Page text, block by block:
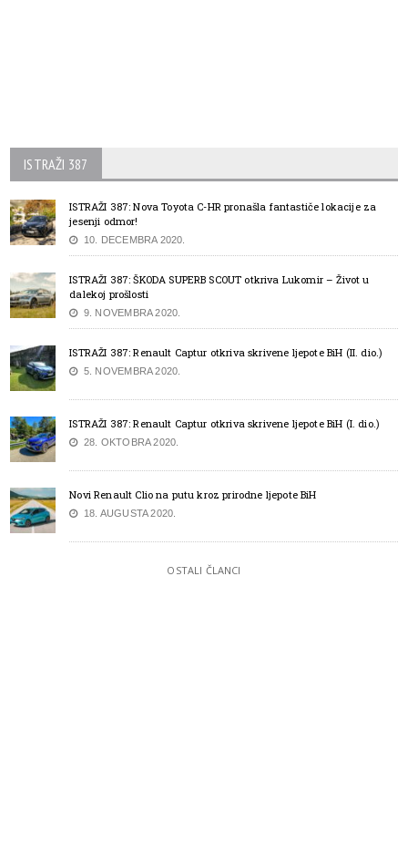
ISTRAŽI 387
ISTRAŽI 387: Nova Toyota C-HR pronašla fantastiče lokacije za
jesenji odmor!
10. DECEMBRA 2020.
ISTRAŽI 387: ŠKODA SUPERB SCOUT otkriva Lukomir – Život u
dalekoj prošlosti
9. NOVEMBRA 2020.
ISTRAŽI 387: Renault Captur otkriva skrivene ljepote BiH (II. dio.)
5. NOVEMBRA 2020.
ISTRAŽI 387: Renault Captur otkriva skrivene ljepote BiH (I. dio.)
28. OKTOBRA 2020.
Novi Renault Clio na putu kroz prirodne ljepote BiH
18. AUGUSTA 2020.
OSTALI ČLANCI